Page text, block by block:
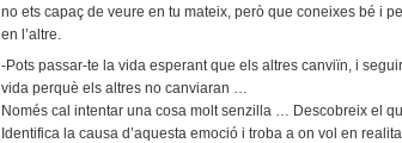
no ets capaç de veure en tu mateix, però que coneixes bé i
en l’altre.
-Pots passar-te la vida esperant que els altres canviïn, i
vida perquè els altres no canviaran …
Només cal intentar una cosa molt senzilla … Descobreix el
Identifica la causa d’aquesta emoció i troba a on vol en